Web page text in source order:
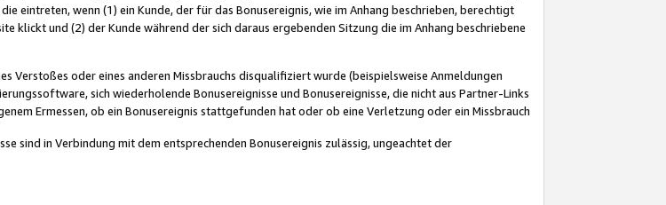
die eintreten, wenn (1) ein Kunde, der für das Bonusereignis, wie im Anhang beschrieben, berechtigt
klickt und (2) der Kunde während der sich daraus ergebenden Sitzung die im Anhang beschriebene
Verstoßes oder eines anderen Missbrauchs disqualifiziert wurde (beispielsweise Anmeldungen
sich wiederholende Bonusereignisse und Bonusereignisse, die nicht aus Partner-Links
Ermessen, ob ein Bonusereignis stattgefunden hat oder ob eine Verletzung oder ein Missbrauch
sind in Verbindung mit dem entsprechenden Bonusereignis zulässig, ungeachtet der